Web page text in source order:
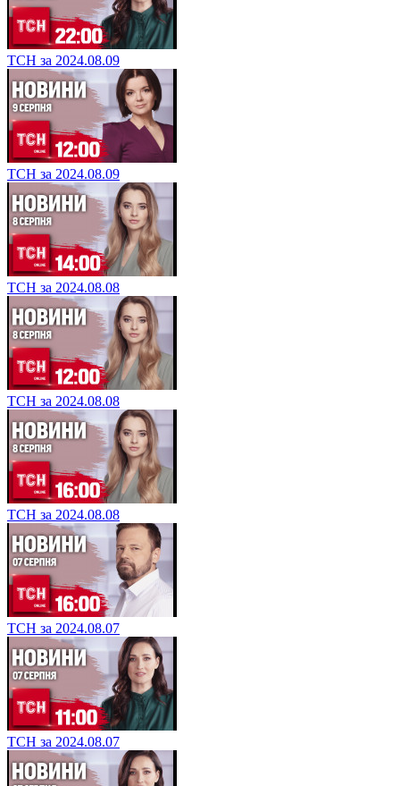
ТСН за 2024.08.09
ТСН за 2024.08.09
ТСН за 2024.08.08
ТСН за 2024.08.08
ТСН за 2024.08.08
ТСН за 2024.08.07
ТСН за 2024.08.07